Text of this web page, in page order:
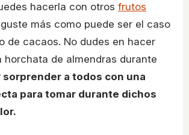
hacerla con otros frutos
más como puede ser el caso
de cacaos. No dudes en hacer
horchata de almendras durante
sorprender a todos con una
para tomar durante dichos